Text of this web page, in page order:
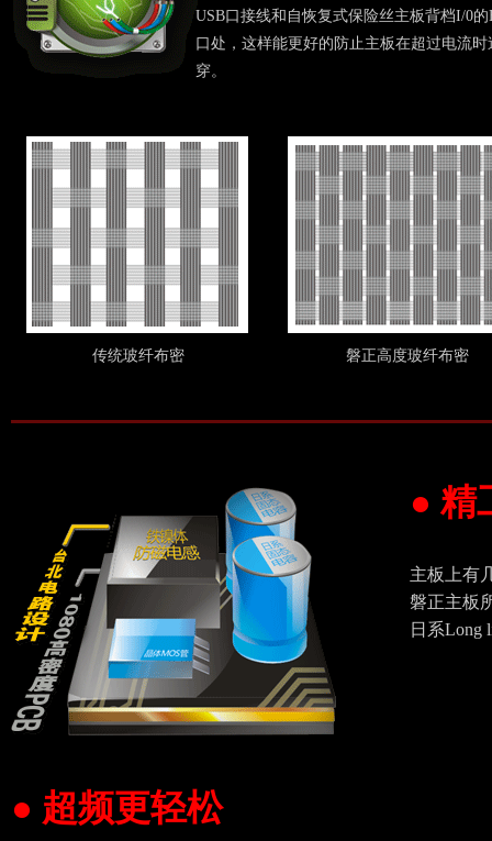
USB口接线和自恢复式保险丝主板背档I/0
口处，这样能更好的防止主板在超过电流时
穿。
传统玻纤布密 磐正高度玻纤布密
● 精
主板上有
磐正主板
日系Long
● 超频更轻松